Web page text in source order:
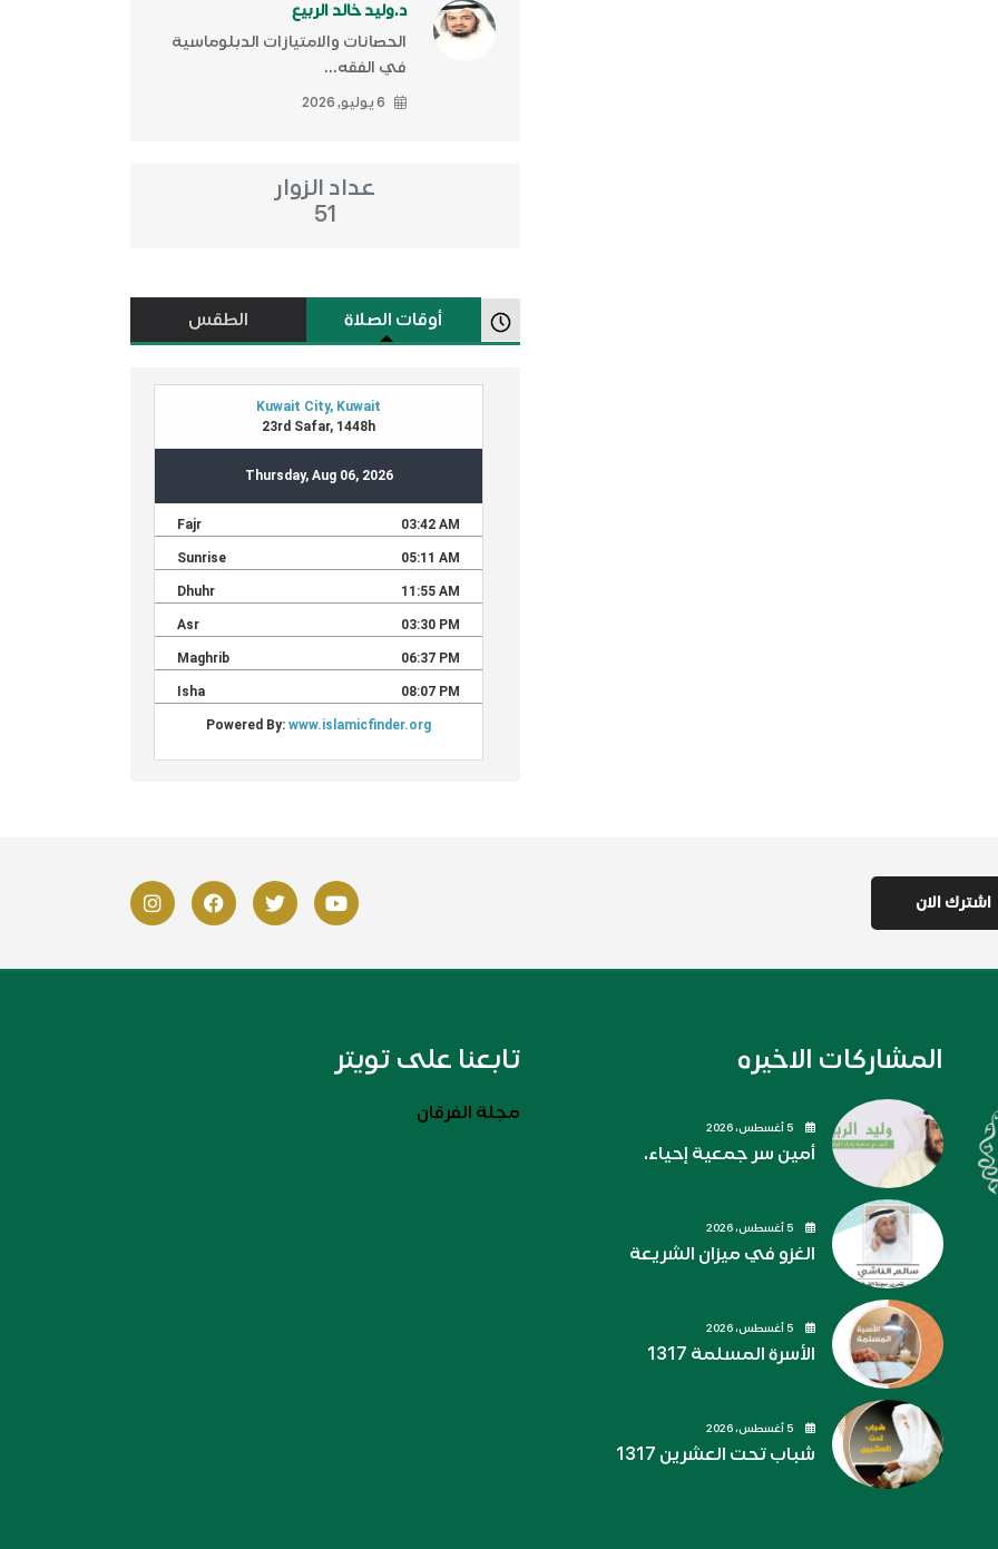
د.وليد خالد الربيع
الحصانات والامتيازات الدبلوماسية
في الفقه...
6 يوليو, 2026
عداد الزوار
51
أوقات الصلاة الطقس
المشاركات الاخيره
أمين سر جمعية إحياء.
الغزو في ميزان الشريعة
الأسرة المسلمة 1317
شباب تحت العشرين 1317
تابعنا على تويتر
مجلة الفرقان